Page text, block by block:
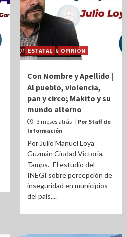
ESTATAL OPINIÓN
Con Nombre y Apellido |
Al pueblo, violencia,
pan y circo; Makito y su
mundo alterno
3 meses atrás | Por Staff de
Información
Por Julio Manuel Loya
Guzmán Ciudad Victoria,
Tamps.- El estudio del
INEGI sobre percepción de
inseguridad en municipios
del país,...